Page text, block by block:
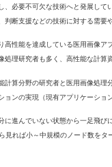
、必要不可欠な技術へと発展し
判断支援などの技術に対する需要
高性能を達成している医用画像
処理研究者も多く、高性能な計算
計算分野の研究者と医用画像処
ョンの実現（現有アプリケーショ
に進んでいない状態から一足飛
見れば小～中規模のノード数を